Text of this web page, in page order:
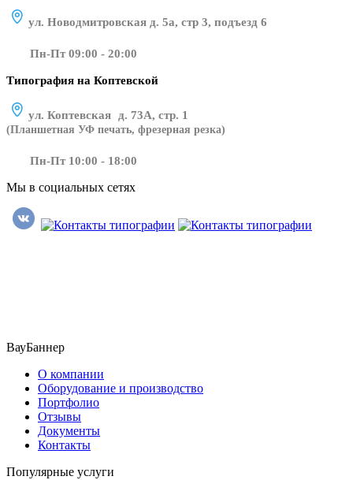
ул. Новодмитровская д. 5а, стр 3, подъезд 6
Пн-Пт 09:00 - 20:00
Типография на Коптевской
ул. Коптевская д. 73А, стр. 1
(Планшетная УФ печать, фрезерная резка)
Пн-Пт 10:00 - 18:00
Мы в социальных сетях
ВауБаннер
О компании
Оборудование и производство
Портфолио
Отзывы
Документы
Контакты
Популярные услуги